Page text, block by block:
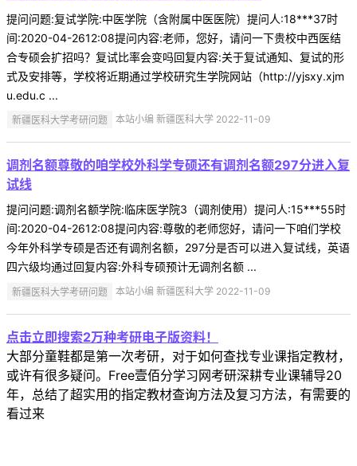
提问问题:复试学院:中医学院（含附属中医医院）提问人:18***37时
间:2020-04-2612:08提问内容:老师，您好，请问一下贵校中西医结
合专硕会扩招吗？复试比率会变吗回复内容:关于复试通知、复试的形
式及安排等，学校将近期通过学校研究生学院网站（http://yjsxy.xjm
u.edu.c ...
新疆医科大学考研问题 本站小编 新疆医科大学 2022-11-09
调剂名额尊敬的咱学校外科学专硕还有调剂名额297分进入复
试线
提问问题:调剂名额学院:临床医学院3（调剂使用）提问人:15***55时
间:2020-04-2612:08提问内容:尊敬的老师您好，请问一下咱们学校
今年外科学专硕是否还有调剂名额，297分是否可以进入复试线，英语
四六级均通过回复内容:外科专硕预计无调剂名额 ...
新疆医科大学考研问题 本站小编 新疆医科大学 2022-11-09
点击立即搜索2万种考研电子版资料！
大部分童鞋都是第一次考研，对于如何查找专业课指定教材，
或许有很多疑问。Free壹佰分学习网考研深耕专业课辅导20
年，总结了超实用的指定教材查询方法及复习方法，有需要的
看过来